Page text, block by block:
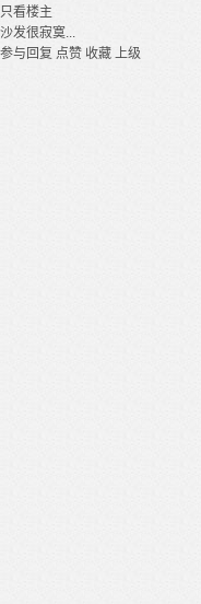
只看楼主
沙发很寂寞...
参与回复 点赞 收藏 上级